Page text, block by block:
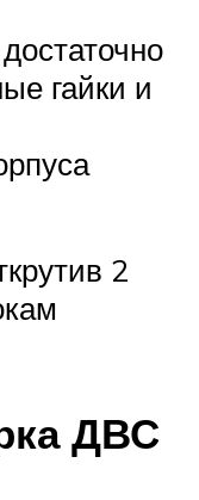
гайки и
2
ДВС